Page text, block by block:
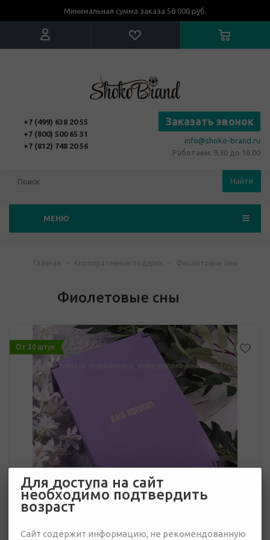
Минимальная сумма заказа 50 000 руб.
+7 (499) 638 20 55
+7 (800) 500 65 31
+7 (812) 748 20 56
Заказать звонок
info@shoko-brand.ru
Работаем: 9.30 до 18.00
Найти
МЕНЮ
Главная - Корпоративные подарки - Фиолетовые сны
Фиолетовые сны
От 30 штук
Для доступа на сайт
необходимо подтвердить
возраст
Сайт содержит информацию, не рекомендованную